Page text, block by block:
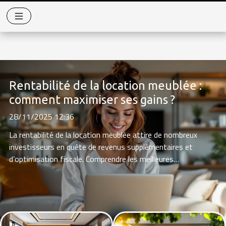
Rentabilité de la location meublée :
comment maximiser ses gains ?
28/11/2025 12:36
La rentabilité de la location meublée attire de nombreux
investisseurs en quête de revenus supplémentaires et
d’optimisation fiscale. Comprendre les meilleures
stratégies pour maximiser ses gains s’avère essentiel
afin de tirer profit de ce type d’investissement locatif.
Cet article propose de découvrir les clés pour optimiser la
gestion, la fiscalité et la rentabilité de la location
meublée tout en évitant les pièges courants du secteur.